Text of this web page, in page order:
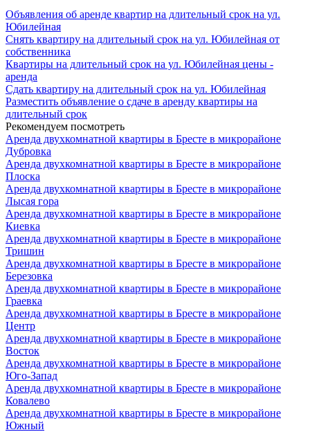
Объявления об аренде квартир на длительный срок на ул.
Юбилейная
Снять квартиру на длительный срок на ул. Юбилейная от
собственника
Квартиры на длительный срок на ул. Юбилейная цены -
аренда
Сдать квартиру на длительный срок на ул. Юбилейная
Разместить объявление о сдаче в аренду квартиры на
длительный срок
Рекомендуем посмотреть
Аренда двухкомнатной квартиры в Бресте в микрорайоне
Дубровка
Аренда двухкомнатной квартиры в Бресте в микрорайоне
Плоска
Аренда двухкомнатной квартиры в Бресте в микрорайоне
Лысая гора
Аренда двухкомнатной квартиры в Бресте в микрорайоне
Киевка
Аренда двухкомнатной квартиры в Бресте в микрорайоне
Тришин
Аренда двухкомнатной квартиры в Бресте в микрорайоне
Березовка
Аренда двухкомнатной квартиры в Бресте в микрорайоне
Граевка
Аренда двухкомнатной квартиры в Бресте в микрорайоне
Центр
Аренда двухкомнатной квартиры в Бресте в микрорайоне
Восток
Аренда двухкомнатной квартиры в Бресте в микрорайоне
Юго-Запад
Аренда двухкомнатной квартиры в Бресте в микрорайоне
Ковалево
Аренда двухкомнатной квартиры в Бресте в микрорайоне
Южный